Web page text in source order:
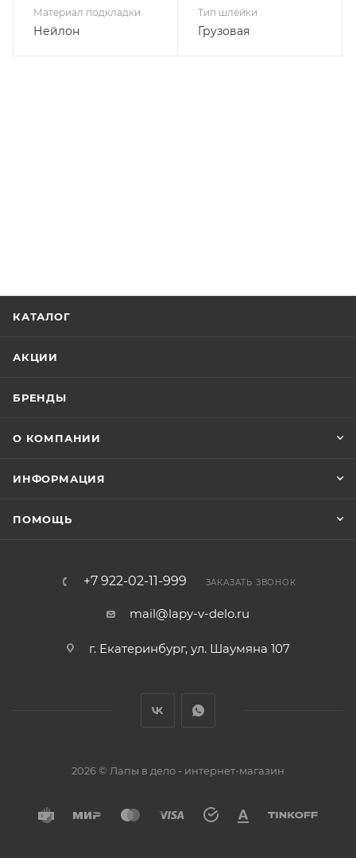
Материал подкладки
Нейлон
Тип шлейки
Грузовая
КАТАЛОГ
АКЦИИ
БРЕНДЫ
О КОМПАНИИ
ИНФОРМАЦИЯ
ПОМОЩЬ
+7 922-02-11-999 ЗАКАЗАТЬ ЗВОНОК
mail@lapy-v-delo.ru
г. Екатеринбург, ул. Шаумяна 107
2026 © Лапы в дело - интернет-магазин